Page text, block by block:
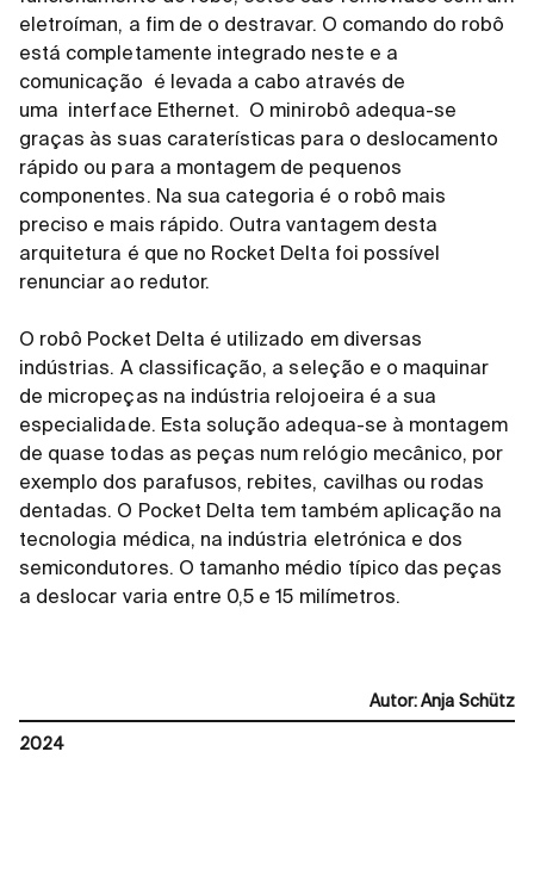
eletroíman, a fim de o destravar. O comando do robô
está completamente integrado neste e a
comunicação
é levada a cabo através de
uma
interface Ethernet. O minirobô adequa-se
graças às suas caraterísticas para o deslocamento
rápido ou para a montagem de pequenos
componentes. Na sua categoria é o robô mais
preciso e mais rápido. Outra vantagem desta
arquitetura é que no Rocket Delta foi possível
renunciar ao redutor.
O robô Pocket Delta é utilizado em diversas
indústrias. A classificação, a seleção e o maquinar
de micropeças na indústria relojoeira é a sua
especialidade. Esta solução adequa-se à montagem
de quase todas as peças num relógio mecânico, por
exemplo dos parafusos, rebites, cavilhas ou rodas
dentadas. O Pocket Delta tem também aplicação na
tecnologia médica, na indústria eletrónica e dos
semicondutores. O tamanho médio típico das peças
a deslocar varia entre 0,5 e 15 milímetros.
Autor: Anja Schütz
2024